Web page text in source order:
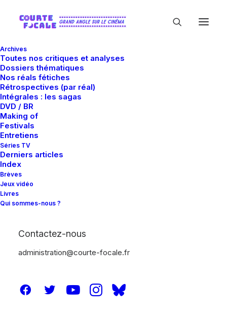
Archives
Toutes nos critiques et analyses
Dossiers thématiques
Nos réals fétiches
Rétrospectives (par réal)
Intégrales : les sagas
DVD / BR
Making of
Festivals
Entretiens
Séries TV
Derniers articles
Index
Brèves
Jeux vidéo
Livres
Qui sommes-nous ?
Contactez-nous
administration@courte-focale.fr